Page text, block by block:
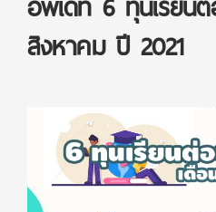
สิงหาคม ปี 2021